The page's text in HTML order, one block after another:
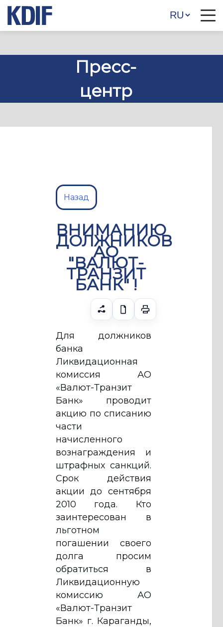
Пресс-
центр
Назад
ВНИМАНИЮ
ДОЛЖНИКОВ
АО
"ВАЛЮТ-
ТРАНЗИТ
БАНК" !
Для должников
банка
Ликвидационная
комиссия АО
«Валют-Транзит
Банк» проводит
акцию по списанию
части
начисленного
вознаграждения и
штрафных санкций.
Срок действия
акции до сентября
2010 года. Кто
заинтересован в
льготном
погашении своего
долга просим
обратиться в
Ликвидационную
комиссию АО
«Валют-Транзит
Банк» г. Караганды,